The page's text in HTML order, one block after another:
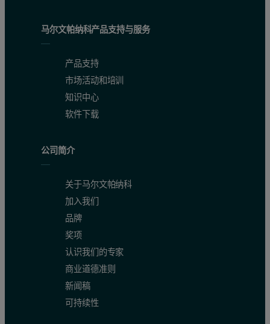
马尔文帕纳科产品支持与服务
产品支持
市场活动和培训
知识中心
软件下载
公司简介
关于马尔文帕纳科
加入我们
品牌
奖项
认识我们的专家
商业道德准则
新闻稿
可持续性